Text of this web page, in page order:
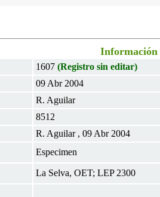
Información
1607 (Registro sin editar)
09 Abr 2004
R. Aguilar
8512
R. Aguilar , 09 Abr 2004
Especimen
La Selva, OET; LEP 2300